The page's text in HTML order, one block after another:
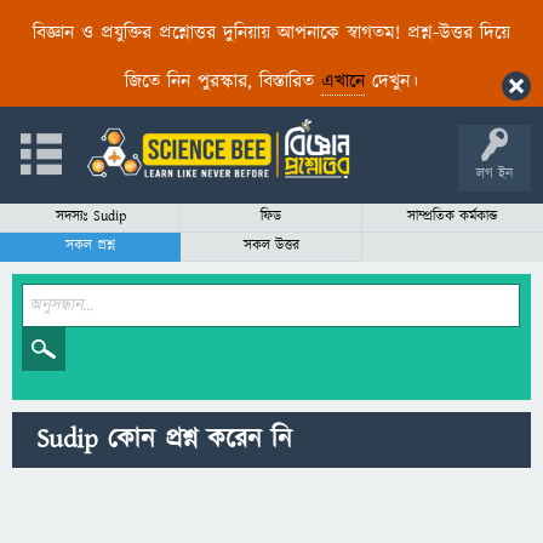
বিজ্ঞান ও প্রযুক্তির প্রশ্নোত্তর দুনিয়ায় আপনাকে স্বাগতম! প্রশ্ন-উত্তর দিয়ে
জিতে নিন পুরস্কার, বিস্তারিত এখানেদেখুন।
লগ ইন
সদস্যঃ Sudip ফিড
সাম্প্রতিক কর্মকান্ড
সকল প্রশ্ন
সকল উত্তর
Sudip কোন প্রশ্ন করেন নি